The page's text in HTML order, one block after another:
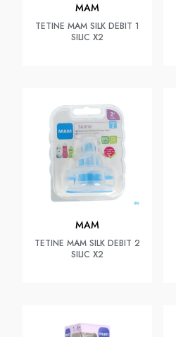
MAM
TETINE MAM SILK DEBIT 1
SILIC X2
MAM
TETINE MAM SILK DEBIT 2
SILIC X2